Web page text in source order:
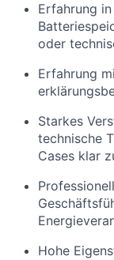
Erfahrung
oder
Erfahrung
Starkes
technische
Cases klar
Hohe